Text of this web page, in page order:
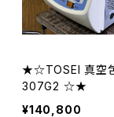
★☆TOSEI 真空包装機 V-
307G2 ☆★
¥140,800